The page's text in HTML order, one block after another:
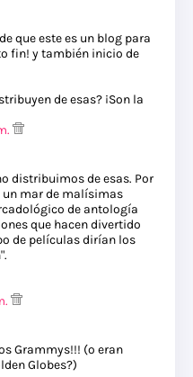
que este es un blog para
fin! y también inicio de
de esas? ¡Son la
distribuimos de esas. Por
un mar de malísimas
de antología
que hacen divertido
de películas dirían los
Grammys!!! (o eran
Globes?)